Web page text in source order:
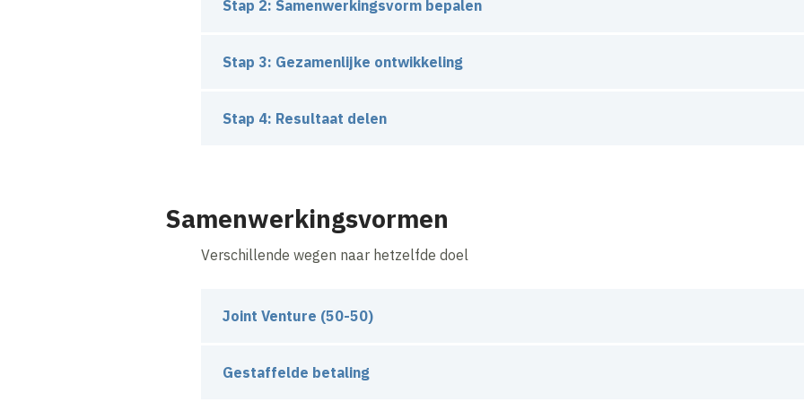
Stap 2: Samenwerkingsvorm bepalen
Stap 3: Gezamenlijke ontwikkeling
Stap 4: Resultaat delen
Samenwerkingsvormen
Verschillende wegen naar hetzelfde doel
Joint Venture (50-50)
Gestaffelde betaling